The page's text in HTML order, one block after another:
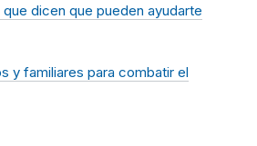
dicen que pueden ayudarte
y familiares para combatir el